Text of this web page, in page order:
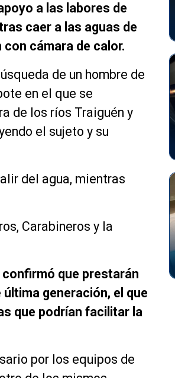
a las labores de
caer a las aguas de
cámara de calor.
de un hombre de
en el que se
de los ríos Traiguén y
el sujeto y su
del agua, mientras
Carabineros y la
confirmó que prestarán
generación, el que
que podrían facilitar la
por los equipos de